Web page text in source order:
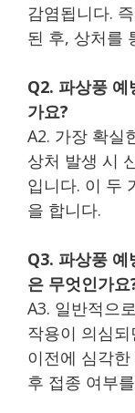
감염됩니다.
된 후, 상처를
Q2. 파상풍 예
가요?
A2. 가장 확실
상처 발생 시
입니다. 이 두
을 합니다.
Q3. 파상풍 예
은 무엇인가요
A3. 일반적으
작용이 의심
이전에 심각
후 접종 여부